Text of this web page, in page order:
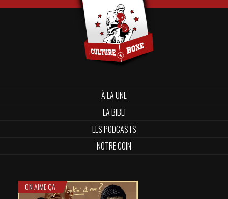
À LA UNE
LA BIBLI
LES PODCASTS
NOTRE COIN
ON AIME ÇA